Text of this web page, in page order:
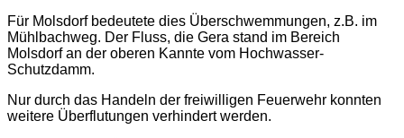
Für Molsdorf bedeutete dies Überschwemmungen, z.B. im
Mühlbachweg. Der Fluss, die Gera stand im Bereich
Molsdorf an der oberen Kannte vom Hochwasser-
Schutzdamm.
Nur durch das Handeln der freiwilligen Feuerwehr konnten
weitere Überflutungen verhindert werden.